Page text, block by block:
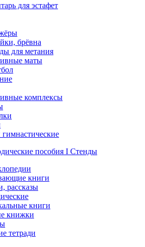
для эстафет
брёвна
для метания
маты
комплексы
пособия I Стенды
книги
рассказы
книги
книжки
тетради